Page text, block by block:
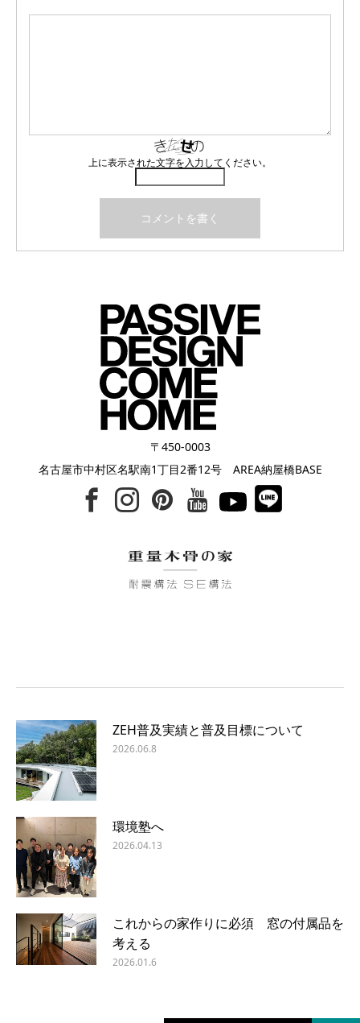
上に表示された文字を入力してください。
〒450-0003
名古屋市中村区名駅南1丁目2番12号 AREA納屋橋BASE
ZEH普及実績と普及目標について
2026.06.8
環境塾へ
2026.04.13
これからの家作りに必須 窓の付属品を
考える
2026.01.6